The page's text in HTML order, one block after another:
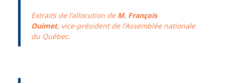
Extraits de l’allocution de M. François
Ouimet, vice-président de l’Assemblée nationale
du Québec.